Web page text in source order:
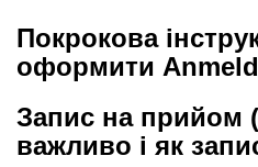
Покрокова
оформити
Запис на прийом
важливо і як